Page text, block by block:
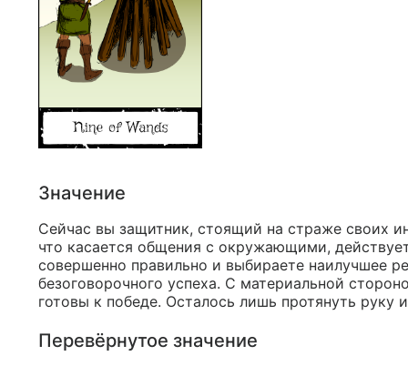
Значение
Сейчас вы защитник, стоящий на страже своих
что касается общения с окружающими,
совершенно правильно и выбираете наилучшее
безоговорочного успеха. С материальной
готовы к победе. Осталось лишь протянуть руку
Перевёрнутое значение